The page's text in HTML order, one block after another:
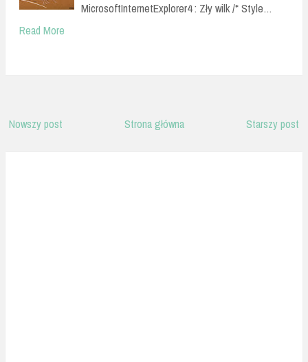
MicrosoftInternetExplorer4 : Zły wilk /* Style…
Read More
Nowszy post Starszy post
Strona główna